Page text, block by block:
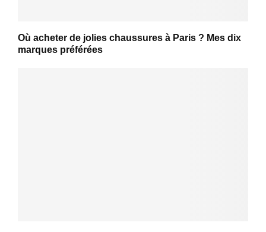
Où acheter de jolies chaussures à Paris ? Mes dix
marques préférées